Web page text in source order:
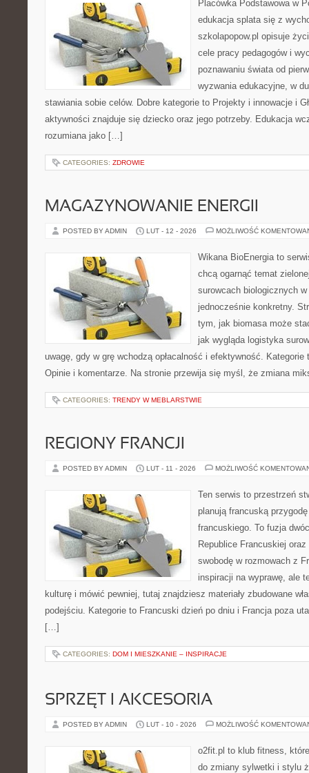
Placówka Podstawowa w
edukacja splata się z
szkolapopow.pl opisuje
cele pracy pedagogów i
poznawaniu świata od
wyzwania edukacyjne, w
stawiania sobie celów. Dobre kategorie to Projekty i innowacje i
aktywności znajduje się dziecko oraz jego potrzeby. Edukacja
rozumiana jako […]
CATEGORIES: ZDROWIE
MAGAZYNOWANIE ENERGII
POSTED BY ADMIN LUT - 12 - 2026 MOŻLIWOŚĆ
Wikana BioEnergia to
chcą ogarnąć temat
surowcach biologicznych
jednocześnie konkretny.
tym, jak biomasa może
jak wygląda logistyka
uwagę, gdy w grę wchodzą opłacalność i efektywność. Kategorie
Opinie i komentarze. Na stronie przewija się myśl, że zmiana
CATEGORIES: TRENDY W MEBLARSTWIE
REGIONY FRANCJI
POSTED BY ADMIN LUT - 11 - 2026 MOŻLIWOŚĆ
Ten serwis to przestrzeń
planują francuską
francuskiego. To fuzja
Republice Francuskiej
swobodę w rozmowach z
inspiracji na wyprawę, ale
kulturę i mówić pewniej, tutaj znajdziesz materiały zbudowane
podejściu. Kategorie to Francuski dzień po dniu i Francja poza
[…]
CATEGORIES: DOM I MIESZKANIE – INSPIRACJE
SPRZĘT I AKCESORIA
POSTED BY ADMIN LUT - 10 - 2026 MOŻLIWOŚĆ
o2fit.pl to klub fitness,
do zmiany sylwetki i stylu